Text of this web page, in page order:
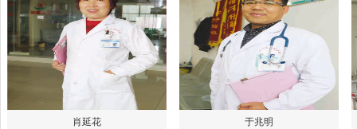
肖延花 于兆明